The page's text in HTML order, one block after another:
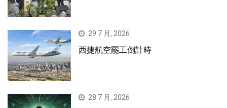
29 7 月, 2026
西捷航空罷工倒計時
28 7 月, 2026